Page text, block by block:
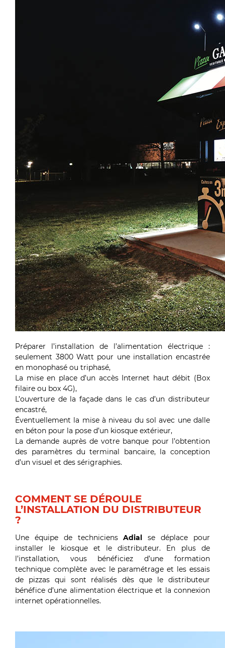
Préparer l’installation de l’alimentation électrique :
seulement 3800 Watt pour une installation encastrée
en monophasé ou triphasé,
La mise en place d’un accès Internet haut débit (Box
filaire ou box 4G),
L’ouverture de la façade dans le cas d’un distributeur
encastré,
Éventuellement la mise à niveau du sol avec une dalle
en béton pour la pose d’un kiosque extérieur,
La demande auprès de votre banque pour l’obtention
des paramètres du terminal bancaire, la conception
d’un visuel et des sérigraphies.
COMMENT SE DÉROULE
L’INSTALLATION DU DISTRIBUTEUR
?
Une équipe de techniciensAdial se déplace pour
installer le kiosque et le distributeur. En plus de
l’installation, vous bénéficiez d’une formation
technique complète avec le paramétrage et les essais
de pizzas qui sont réalisés dès que le distributeur
bénéfice d’une alimentation électrique et la connexion
internet opérationnelles.